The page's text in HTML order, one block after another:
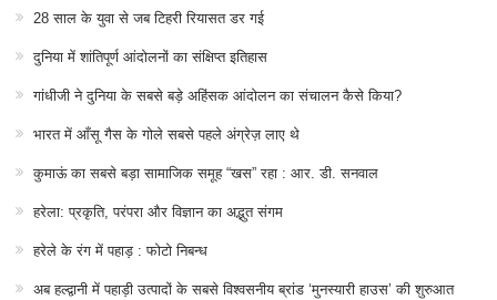
28 साल के युवा से जब टिहरी रियासत डर गई
दुनिया में शांतिपूर्ण आंदोलनों का संक्षिप्त इतिहास
गांधीजी ने दुनिया के सबसे बड़े अहिंसक आंदोलन का संचालन कैसे किया?
भारत में आँसू गैस के गोले सबसे पहले अंग्रेज़ लाए थे
कुमाऊं का सबसे बड़ा सामाजिक समूह “खस” रहा : आर. डी. सनवाल
हरेला: प्रकृति, परंपरा और विज्ञान का अद्भुत संगम
हरेले के रंग में पहाड़ : फोटो निबन्ध
अब हल्द्वानी में पहाड़ी उत्पादों के सबसे विश्वसनीय ब्रांड ‘मुनस्यारी हाउस’ की शुरुआत